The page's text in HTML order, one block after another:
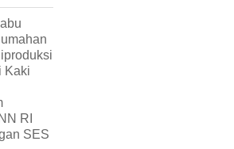
Kaki
RI
SES